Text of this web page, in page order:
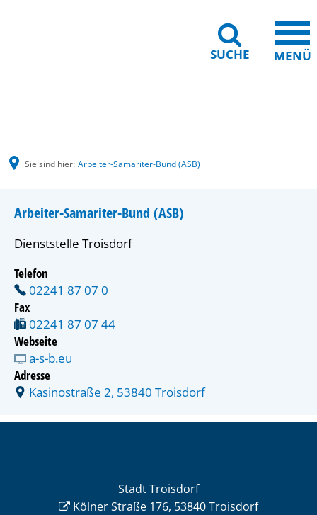
SUCHE MENÜ
Sie sind hier: Arbeiter-Samariter-Bund (ASB)
Arbeiter-Samariter-Bund (ASB)
Dienststelle Troisdorf
Telefon
02241 87 07 0
Fax
02241 87 07 44
Webseite
a-s-b.eu
Adresse
Kasinostraße 2, 53840 Troisdorf
Stadt Troisdorf
Kölner Straße 176, 53840 Troisdorf